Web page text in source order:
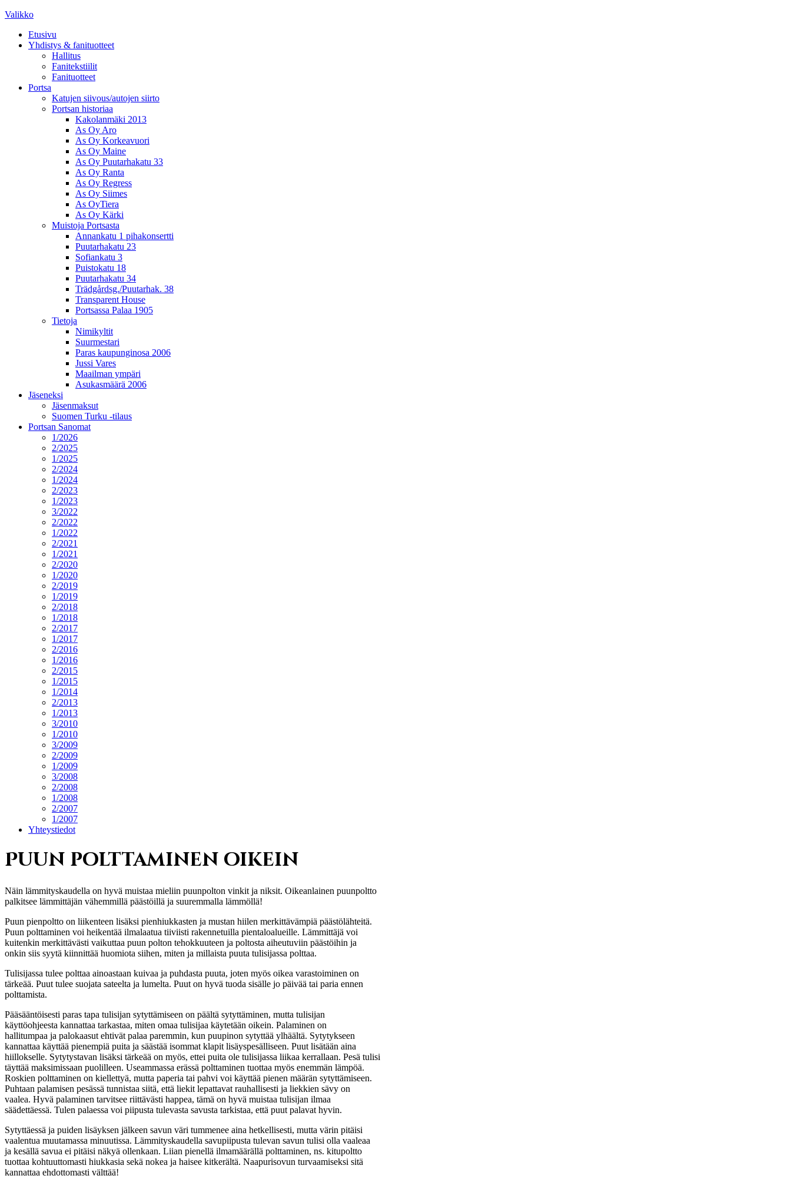
Valikko
Etusivu
Yhdistys & fanituotteet
Hallitus
Fanitekstiilit
Fanituotteet
Portsa
Katujen siivous/autojen siirto
Portsan historiaa
Kakolanmäki 2013
As Oy Aro
As Oy Korkeavuori
As Oy Maine
As Oy Puutarhakatu 33
As Oy Ranta
As Oy Regress
As Oy Siimes
As OyTiera
As Oy Kärki
Muistoja Portsasta
Annankatu 1 pihakonsertti
Puutarhakatu 23
Sofiankatu 3
Puistokatu 18
Puutarhakatu 34
Trädgårdsg./Puutarhak. 38
Transparent House
Portsassa Palaa 1905
Tietoja
Nimikyltit
Suurmestari
Paras kaupunginosa 2006
Jussi Vares
Maailman ympäri
Asukasmäärä 2006
Jäseneksi
Jäsenmaksut
Suomen Turku -tilaus
Portsan Sanomat
1/2026
2/2025
1/2025
2/2024
1/2024
2/2023
1/2023
3/2022
2/2022
1/2022
2/2021
1/2021
2/2020
1/2020
2/2019
1/2019
2/2018
1/2018
2/2017
1/2017
2/2016
1/2016
2/2015
1/2015
1/2014
2/2013
1/2013
3/2010
1/2010
3/2009
2/2009
1/2009
3/2008
2/2008
1/2008
2/2007
1/2007
Yhteystiedot
Puun polttaminen oikein
Näin lämmityskaudella on hyvä muistaa mieliin puunpolton vinkit ja niksit. Oikeanlainen puunpoltto
palkitsee lämmittäjän vähemmillä päästöillä ja suuremmalla lämmöllä!
Puun pienpoltto on liikenteen lisäksi pienhiukkasten ja mustan hiilen merkittävämpiä päästölähteitä.
Puun polttaminen voi heikentää ilmalaatua tiiviisti rakennetuilla pientaloalueille. Lämmittäjä voi
kuitenkin merkittävästi vaikuttaa puun polton tehokkuuteen ja poltosta aiheutuviin päästöihin ja
onkin siis syytä kiinnittää huomiota siihen, miten ja millaista puuta tulisijassa polttaa.
Tulisijassa tulee polttaa ainoastaan kuivaa ja puhdasta puuta, joten myös oikea varastoiminen on
tärkeää. Puut tulee suojata sateelta ja lumelta. Puut on hyvä tuoda sisälle jo päivää tai paria ennen
polttamista.
Pääsääntöisesti paras tapa tulisijan sytyttämiseen on päältä sytyttäminen, mutta tulisijan
käyttöohjeesta kannattaa tarkastaa, miten omaa tulisijaa käytetään oikein. Palaminen on
hallitumpaa ja palokaasut ehtivät palaa paremmin, kun puupinon sytyttää ylhäältä. Sytytykseen
kannattaa käyttää pienempiä puita ja säästää isommat klapit lisäyspesälliseen. Puut lisätään aina
hiillokselle. Sytytystavan lisäksi tärkeää on myös, ettei puita ole tulisijassa liikaa kerrallaan. Pesä tulisi
täyttää maksimissaan puolilleen. Useammassa erässä polttaminen tuottaa myös enemmän lämpöä.
Roskien polttaminen on kiellettyä, mutta paperia tai pahvi voi käyttää pienen määrän sytyttämiseen.
Puhtaan palamisen pesässä tunnistaa siitä, että liekit lepattavat rauhallisesti ja liekkien sävy on
vaalea. Hyvä palaminen tarvitsee riittävästi happea, tämä on hyvä muistaa tulisijan ilmaa
säädettäessä. Tulen palaessa voi piipusta tulevasta savusta tarkistaa, että puut palavat hyvin.
Sytyttäessä ja puiden lisäyksen jälkeen savun väri tummenee aina hetkellisesti, mutta värin pitäisi
vaalentua muutamassa minuutissa. Lämmityskaudella savupiipusta tulevan savun tulisi olla vaaleaa
ja kesällä savua ei pitäisi näkyä ollenkaan. Liian pienellä ilmamäärällä polttaminen, ns. kitupoltto
tuottaa kohtuuttomasti hiukkasia sekä nokea ja haisee kitkerältä. Naapurisovun turvaamiseksi sitä
kannattaa ehdottomasti välttää!